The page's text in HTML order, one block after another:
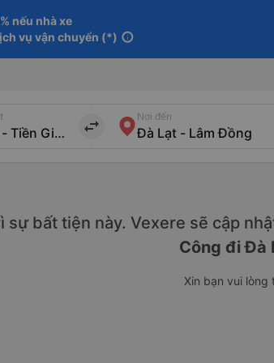
nếu nhà xe
vụ vận chuyển (*) info
import_export
Nơi đến
sự bất tiện này. Vexere sẽ cập
Công đi Đà
Xin bạn vui